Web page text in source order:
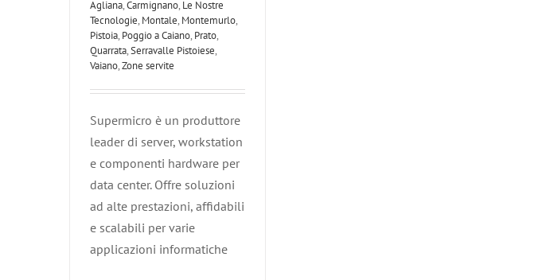
Agliana,Carmignano, Le Nostre
Tecnologie, Montale, Montemurlo,
Pistoia, Poggio a Caiano, Prato,
Quarrata,Serravalle Pistoiese,
Vaiano,Zone servite
Supermicro è un produttore
leader di server, workstation
e componenti hardware per
data center. Offre soluzioni
ad alte prestazioni, affidabili
e scalabili per varie
applicazioni informatiche